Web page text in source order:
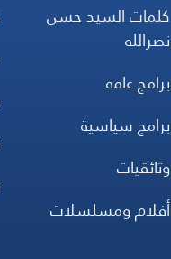
كلمات السيد حسن
نصرالله
برامج عامة
برامج سياسية
وثائقيات
أفلام ومسلسلات